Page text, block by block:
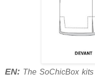
EN: The SoChicBox